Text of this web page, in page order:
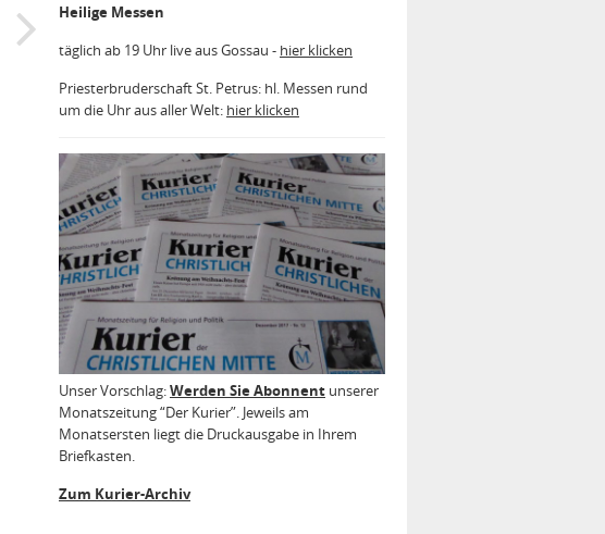
Heilige Messen
täglich ab 19 Uhr live aus Gossau - hier klicken
Priesterbruderschaft St. Petrus: hl. Messen rund
um die Uhr aus aller Welt: hier klicken
Unser Vorschlag:Werden Sie Abonnent unserer
Monatszeitung “Der Kurier”. Jeweils am
Monatsersten liegt die Druckausgabe in Ihrem
Briefkasten.
Zum Kurier-Archiv